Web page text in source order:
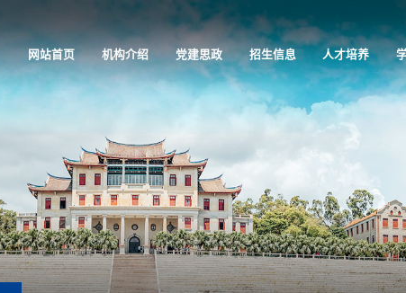
网站首页 机构介绍 党建思政 招生信息 人才培养